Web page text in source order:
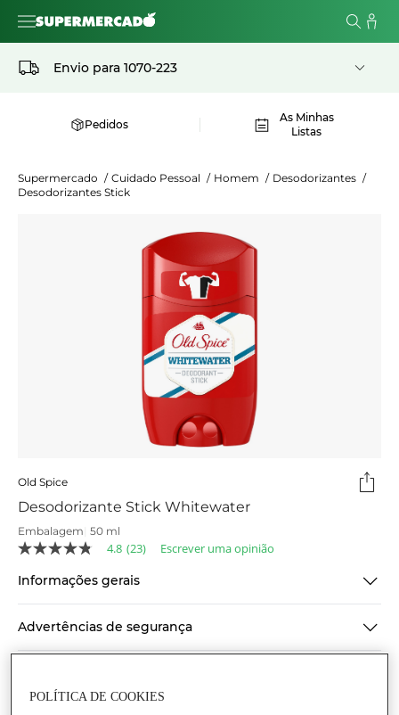
Envio para 1070-223
Pedidos
As Minhas
Listas
Supermercado / Cuidado Pessoal / Homem / Desodorizantes /
Desodorizantes Stick
Old Spice
Desodorizante Stick Whitewater
Embalagem 50 ml
4.8
5
médio
classificação.
Reviews.
4.8 (23)
Escrever uma opinião
Informações gerais
Advertências de segurança
POLÍTICA DE COOKIES